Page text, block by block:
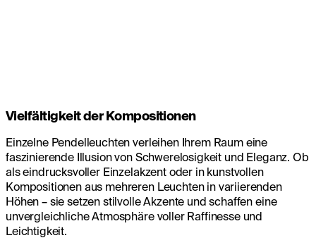
Vielfältigkeit der Kompositionen
Einzelne Pendelleuchten verleihen Ihrem Raum eine
faszinierende Illusion von Schwerelosigkeit und Eleganz. Ob
als eindrucksvoller Einzelakzent oder in kunstvollen
Kompositionen aus mehreren Leuchten in variierenden
Höhen – sie setzen stilvolle Akzente und schaffen eine
unvergleichliche Atmosphäre voller Raffinesse und
Leichtigkeit.